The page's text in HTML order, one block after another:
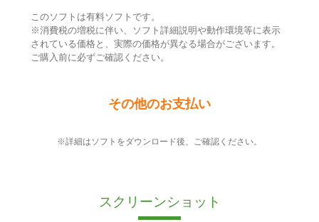
このソフトは有料ソフトです。
※消費税の増税に伴い、ソフト詳細説明や動作環境等に表示
されている価格と、実際の価格が異なる場合がございます。
ご購入前に必ずご確認ください。
その他のお支払い
※詳細はソフトをダウンロード後、ご確認ください。
スクリーンショット